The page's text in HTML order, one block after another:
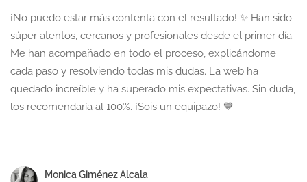
¡No puedo estar más contenta con el resultado! ✨ Han sido
súper atentos, cercanos y profesionales desde el primer día.
Me han acompañado en todo el proceso, explicándome
cada paso y resolviendo todas mis dudas. La web ha
quedado increíble y ha superado mis expectativas. Sin duda,
los recomendaría al 100%. ¡Sois un equipazo! 💙
Monica Giménez Alcala